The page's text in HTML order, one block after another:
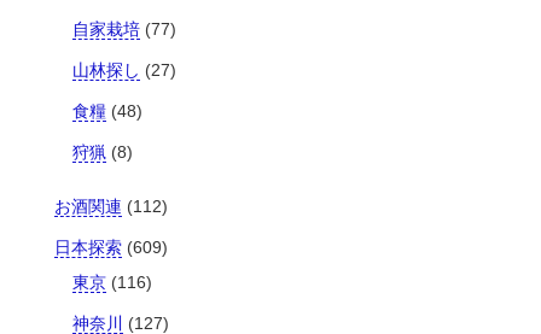
自家栽培(77)
山林探し (27)
食糧(48)
狩猟(8)
お酒関連 (112)
日本探索(609)
東京(116)
神奈川 (127)